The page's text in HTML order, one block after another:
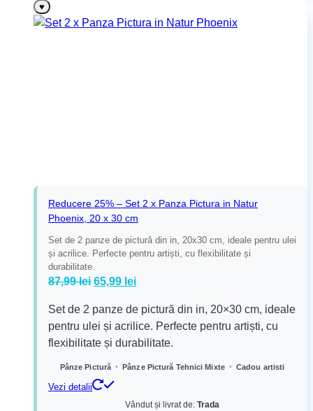
♥
Reducere 25% – Set 2 x Panza Pictura in Natur
Phoenix, 20 x 30 cm
Set de 2 panze de pictură din in, 20x30 cm, ideale pentru ulei
și acrilice. Perfecte pentru artiști, cu flexibilitate și
durabilitate.
87,99lei Prețul
a
fost:
87,99 lei.
65,99 leiPrețul
este:
65,99 lei.
Set de 2 panze de pictură din in, 20×30 cm, ideale
pentru ulei și acrilice. Perfecte pentru artiști, cu
flexibilitate și durabilitate.
Pânze Pictură • Pânze Pictură Tehnici Mixte • Cadou artisti
Vezi detalii
Vândut și livrat de: Trada